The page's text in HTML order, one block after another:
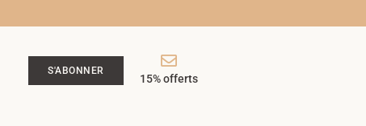
S'ABONNER
15% offerts